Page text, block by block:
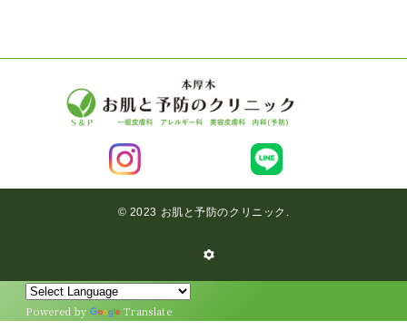
©︎ 2023 お肌と予防のクリニック.
Powered by Translate
TOP